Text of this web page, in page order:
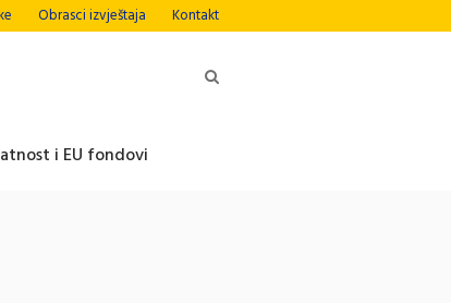
Obrasci izvještaja Kontakt
i EU fondovi